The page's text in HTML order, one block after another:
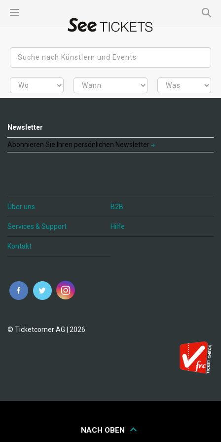
Newsletter
Abonnieren Sie Ihren persönlichen Newsletter
Über uns B2B
Services & Support Hilfe
Kontakt
© Ticketcorner AG | 2026
NACH OBEN